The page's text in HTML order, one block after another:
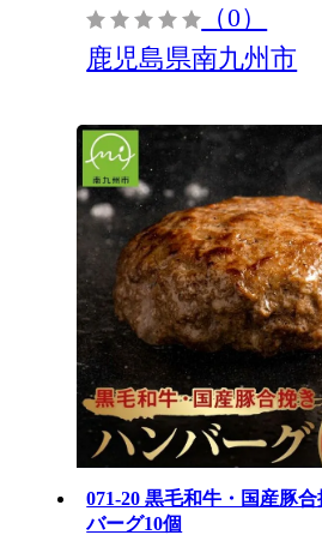
（0）
鹿児島県南九州市
071-20 黒毛和牛・国産豚
バーグ10個